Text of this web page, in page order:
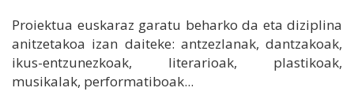
Proiektua euskaraz garatu beharko da eta diziplina
anitzetakoa izan daiteke: antzezlanak, dantzakoak,
ikus-entzunezkoak, literarioak, plastikoak,
musikalak, performatiboak...